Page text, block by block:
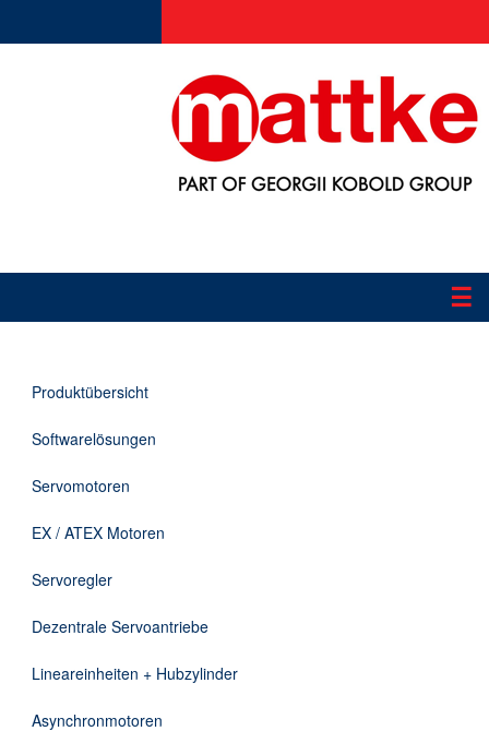
☰
Applikationen
Informationen
Downloads
Kontakt
Produktübersicht
Softwarelösungen
Servomotoren
EX / ATEX Motoren
Servoregler
Dezentrale Servoantriebe
Lineareinheiten + Hubzylinder
Asynchronmotoren